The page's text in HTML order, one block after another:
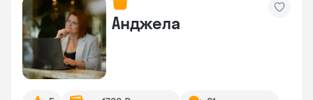
Анджела